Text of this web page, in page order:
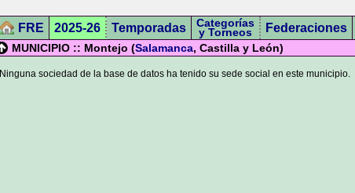
FRE 2025-26 Temporadas Categorías
y Torneos Federaciones
MUNICIPIO :: Montejo (Salamanca, Castilla y León)
Ninguna sociedad de la base de datos ha tenido su sede social en este municipio.